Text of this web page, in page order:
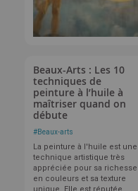
Beaux-Arts : Les 10
techniques de
peinture à l’huile à
maîtriser quand on
débute
#Beaux-arts
La peinture à l'huile est une
technique artistique très
appréciée pour sa richesse
en couleurs et sa texture
unique. Elle est réputée